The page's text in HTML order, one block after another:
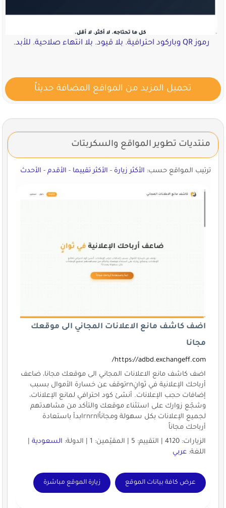
رموز QR وباركود احترافية. بلا قيود. بلا انتهاء صلاحية. للأبد.
تحميل المزيد من المواقع المضافة حديثاً
منتديات تطوير المواقع والسكربتات
ترتيب المواقع حسب: الأكثر زيارة-الأكثر تقييما-الأقدم-الأحدث
اضف كاشف مانع الاعلانات المجاني الى موقعك
مجانا
https://adbd.exchangeff.com/
اضف كاشف مانع الاعلانات المجاني الى موقعك مجانا، ضاعف
أرباحك الإعلانية في ثوانٍrnتوقف عن خسارة الأموال بسبب
إضافات حجب الإعلانات. أنشئ كود احترافي لمانع الإعلانات،
وشجّع زوارك على استثناء موقعك والتأكد من مشاهدتهم
لجميع الإعلانات بكل سهولة ومجاناً!rnrnابدأ باستعادة
أرباحك مجاناً
الزيارات: 4120 | التقييم: 5 | المقيّمين: 1 | الدولة:
السعودية|
اللغة: عربي
عرض كافة بيانات الموقع زيارة الموقع مباشرة